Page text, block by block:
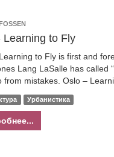
Learning to Fly
to Fly is first and
Lang LaSalle has called
from mistakes. Oslo –
Урбанистика